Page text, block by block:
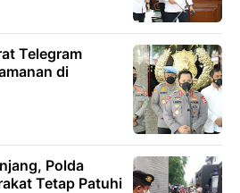
Telegram
di
Polda
Tetap Patuhi